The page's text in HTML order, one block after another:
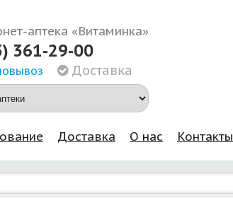
аптека «Витаминка»
361-29-00
Доставка
Доставка О нас Контакты